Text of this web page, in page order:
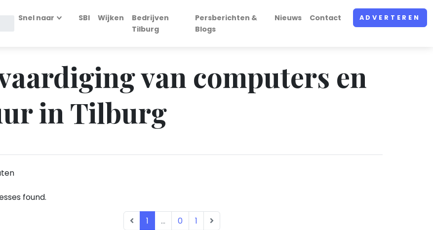
Snel naar SBI Wijken
Bedrijven
Tilburg
Persberichten &
Blogs
Nieuws Contact ADVERTEREN
van computers en
in Tilburg
found.
1 ... 0 1